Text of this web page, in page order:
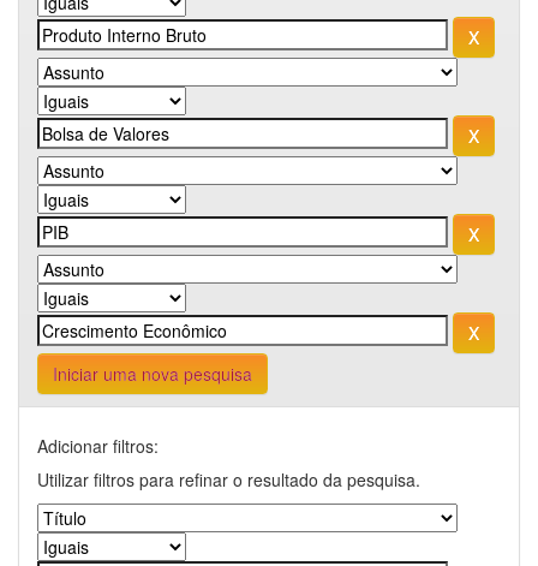
Iniciar uma nova pesquisa
Adicionar filtros:
Utilizar filtros para refinar o resultado da pesquisa.